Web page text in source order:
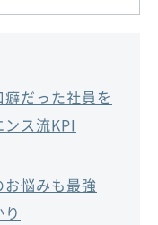
癖だった社員を
ンス流KPI
悩みも最強